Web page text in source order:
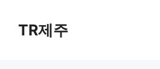
TR제주